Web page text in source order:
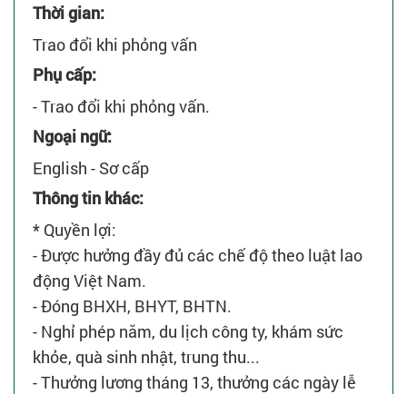
Thời gian:
Trao đổi khi phỏng vấn
Phụ cấp:
- Trao đổi khi phỏng vấn.
Ngoại ngữ:
English - Sơ cấp
Thông tin khác:
* Quyền lợi:
- Được hưởng đầy đủ các chế độ theo luật lao
động Việt Nam.
- Đóng BHXH, BHYT, BHTN.
- Nghỉ phép năm, du lịch công ty, khám sức
khỏe, quà sinh nhật, trung thu...
- Thưởng lương tháng 13, thưởng các ngày lễ